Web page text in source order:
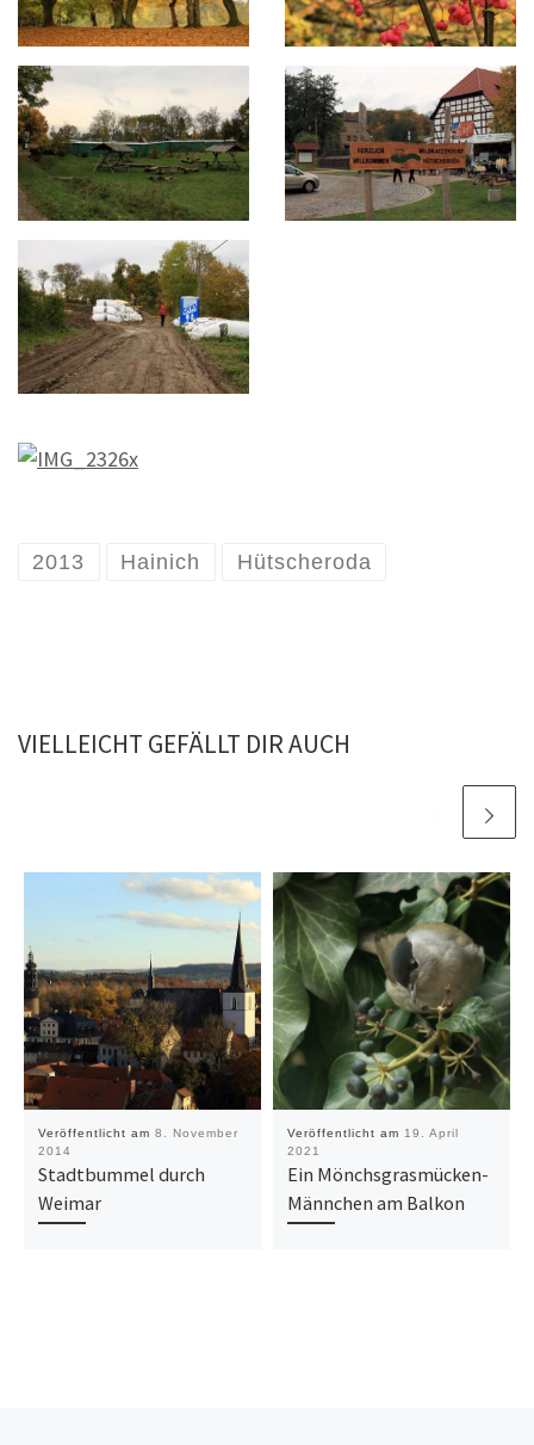
2013 Hainich Hütscheroda
VIELLEICHT GEFÄLLT DIR AUCH
Veröffentlicht am 8. November
2014
Stadtbummel durch
Weimar
Veröffentlicht am 19. April
2021
Ein Mönchsgrasmücken-
Männchen am Balkon